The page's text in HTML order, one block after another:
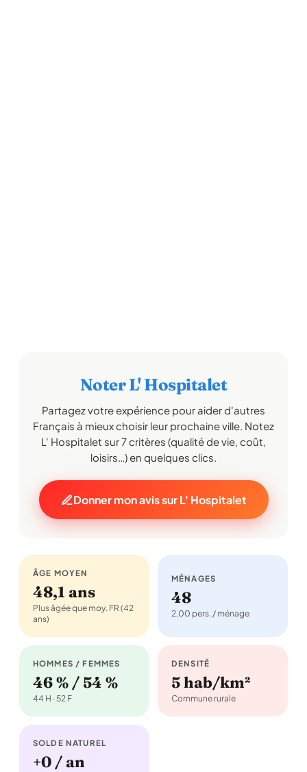
Noter L' Hospitalet
Partagez votre expérience pour aider d'autres
Français à mieux choisir leur prochaine ville. Notez
L' Hospitalet sur 7 critères (qualité de vie, coût,
loisirs…) en quelques clics.
Donner mon avis sur L' Hospitalet
ÂGE MOYEN
48,1 ans
Plus âgée que moy. FR (42
ans)
MÉNAGES
48
2,00 pers. / ménage
HOMMES / FEMMES
46 % / 54 %
44 H · 52 F
DENSITÉ
5 hab/km²
Commune rurale
SOLDE NATUREL
+0 / an